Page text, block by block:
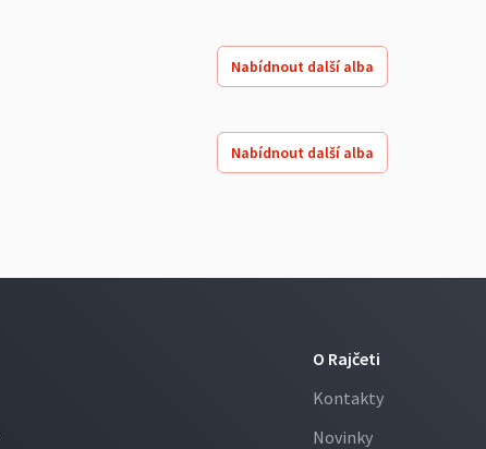
Nabídnout další alba
Nabídnout další alba
O Rajčeti
Kontakty
Novinky